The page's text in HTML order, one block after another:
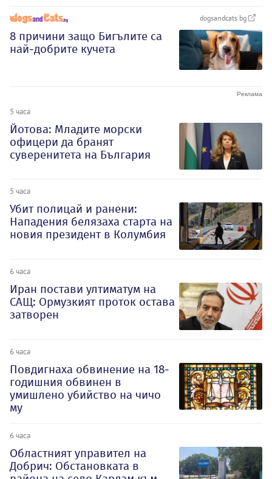
dogsandcats.bg
8 причини защо Бигълите са
най-добрите кучета
5 часа
Йотова: Младите морски
офицери да бранят
суверенитета на България
5 часа
Убит полицай и ранени:
Нападения белязаха старта на
новия президент в Колумбия
6 часа
Иран постави ултиматум на
САЩ: Ормузкият проток остава
затворен
6 часа
Повдигнаха обвинение на 18-
годишния обвинен в
умишлено убийство на чичо
му
6 часа
Oбластният управител на
Добрич: Обстановката в